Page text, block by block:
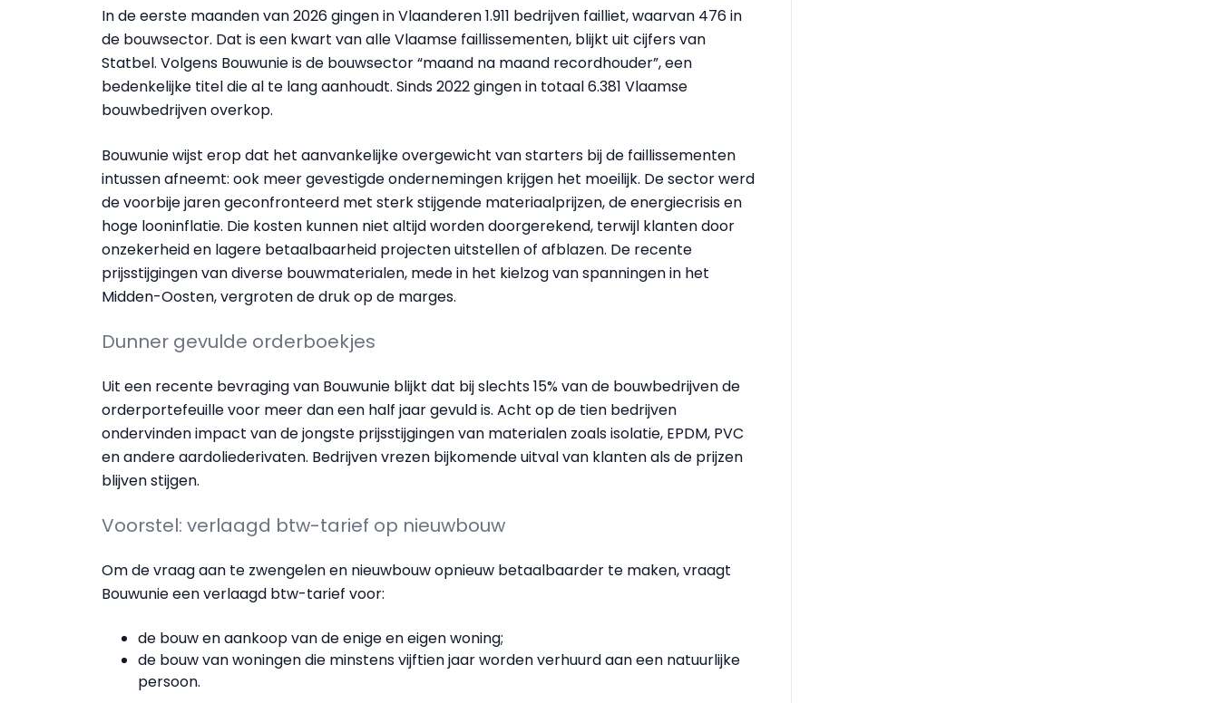
In de eerste maanden van 2026 gingen in Vlaanderen 1.911 bedrijven failliet, waarvan 476 in
de bouwsector. Dat is een kwart van alle Vlaamse faillissementen, blijkt uit cijfers van
Statbel. Volgens Bouwunie is de bouwsector “maand na maand recordhouder”, een
bedenkelijke titel die al te lang aanhoudt. Sinds 2022 gingen in totaal 6.381 Vlaamse
bouwbedrijven overkop.
Bouwunie wijst erop dat het aanvankelijke overgewicht van starters bij de faillissementen
intussen afneemt: ook meer gevestigde ondernemingen krijgen het moeilijk. De sector werd
de voorbije jaren geconfronteerd met sterk stijgende materiaalprijzen, de energiecrisis en
hoge looninflatie. Die kosten kunnen niet altijd worden doorgerekend, terwijl klanten door
onzekerheid en lagere betaalbaarheid projecten uitstellen of afblazen. De recente
prijsstijgingen van diverse bouwmaterialen, mede in het kielzog van spanningen in het
Midden-Oosten, vergroten de druk op de marges.
Dunner gevulde orderboekjes
Uit een recente bevraging van Bouwunie blijkt dat bij slechts 15% van de bouwbedrijven de
orderportefeuille voor meer dan een half jaar gevuld is. Acht op de tien bedrijven
ondervinden impact van de jongste prijsstijgingen van materialen zoals isolatie, EPDM, PVC
en andere aardoliederivaten. Bedrijven vrezen bijkomende uitval van klanten als de prijzen
blijven stijgen.
Voorstel: verlaagd btw-tarief op nieuwbouw
Om de vraag aan te zwengelen en nieuwbouw opnieuw betaalbaarder te maken, vraagt
Bouwunie een verlaagd btw-tarief voor:
de bouw en aankoop van de enige en eigen woning;
de bouw van woningen die minstens vijftien jaar worden verhuurd aan een natuurlijke
persoon.